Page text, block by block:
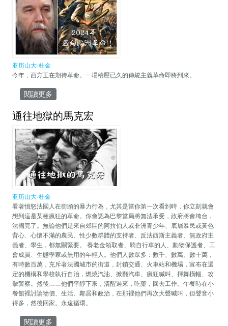
亚历山大·杜金
今年，西方正在期待革命。一場積壓已久的傳統主義革命即將到來。
閱讀更多
通往地獄的馬克宏
亚历山大·杜金
看著憤怒法國人在街頭的暴力行為，尤其是當你第一次看到時，你立刻就會
想到這是某種瘋狂的革命。你會認為巴黎當局將無法承受，政府將會垮台，
法國完了。無論他們是來自郊區的阿拉伯人或非洲青少年、底層暴民或黃色
背心、心懷不滿的農民、性少數群體的支持者、反法西斯主義者、無政府主
義者、學生，都無關緊要。 養老金領取者、騎自行車的人、動物保護者、工
會成員、生態學家或無用的年輕人。他們人數眾多：數千、數萬、數十萬，
有時數百萬，充斥著法國城市的街道，封鎖交通、火車站和機場，宣布在選
定的機構和學校執行自治，燃燒汽油、掀翻汽車、瘋狂喊叫、揮舞橫幅、攻
擊警察。然後……他們平靜下來，清醒過來，吃藥，回去工作。午餐時在小
餐館裡討論物價、生活、鄰居和政治，在那裡他們再次大聲喊叫，但聲音小
得多，然後回家。永遠循環。
閱讀更多